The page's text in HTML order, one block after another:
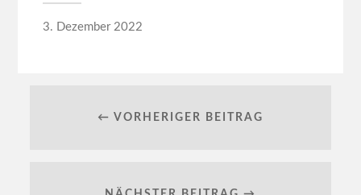
3. Dezember 2022
← VORHERIGER BEITRAG